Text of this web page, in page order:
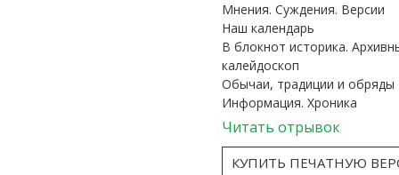
Мнения. Суждения. Версии
Наш календарь
В блокнот историка.
калейдоскоп
Обычаи, традиции и обряды
Информация. Хроника
Читать отрывок
КУПИТЬ ПЕЧАТНУЮ